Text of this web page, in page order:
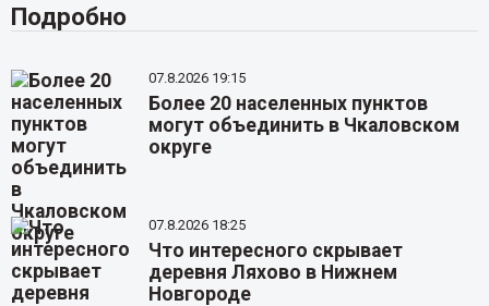
Подробно
07.8.2026 19:15
Более 20 населенных пунктов
могут объединить в Чкаловском
округе
07.8.2026 18:25
Что интересного скрывает
деревня Ляхово в Нижнем
Новгороде